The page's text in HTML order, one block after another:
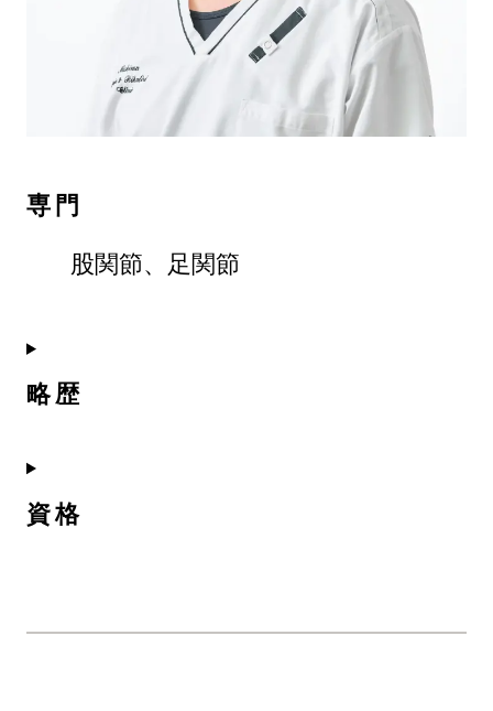
専門
股関節、足関節
略歴
資格